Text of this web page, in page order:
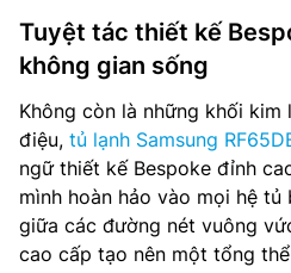
Tuyệt tác thiết kế
không gian sống
Không còn là những khối
điệu, tủ lạnh Samsung
ngữ thiết kế Bespoke đỉnh
mình hoàn hảo vào mọi hệ
giữa các đường nét vuông
cao cấp tạo nên một tổng